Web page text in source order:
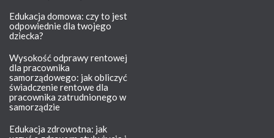
Edukacja domowa: czy to jest
odpowiednie dla twojego
dziecka?
Wysokość odprawy rentowej
dla pracownika
samorządowego: jak obliczyć
świadczenie rentowe dla
pracownika zatrudnionego w
samorządzie
Edukacja zdrowotna: jak